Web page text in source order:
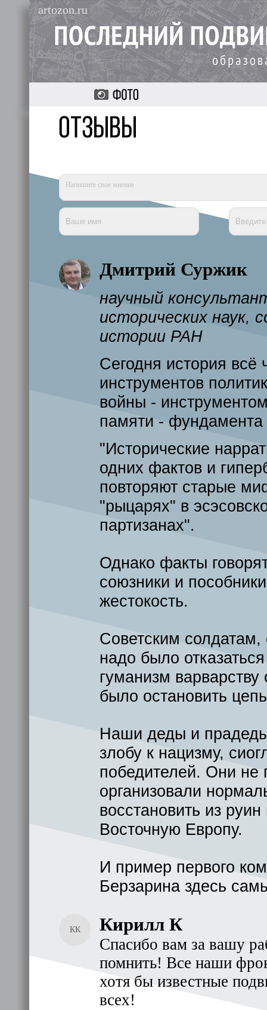
artozon.ru
Дмитрий Суржик
научный
исторических наук,
истории РАН
Сегодня история всё
инструментов
войны -
памяти - фундамента
"Исторические
одних фактов и
повторяют старые
"рыцарях" в
партизанах".
Однако факты
союзники и
жестокость.
Советским
надо было
гуманизм
было остановить
Наши деды и
злобу к нацизму,
победителей. Они не
организовали
восстановить из
Восточную Европу.
И пример первого
Берзарина здесь
КК Кирилл К
Спасибо вам за вашу
помнить! Все наши
хотя бы известные
всех!